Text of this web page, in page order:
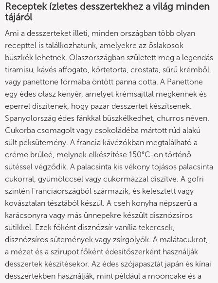
Receptek ízletes desszertekhez a világ minden
tájáról
Ami a desszerteket illeti, minden országban több olyan
recepttel is találkozhatunk, amelyekre az őslakosok
büszkék lehetnek. Olaszországban született meg a legendás
tiramisu, kávés affogato, körtetorta, crostata, sűrű krémből,
vagy panettone formába öntött panna cotta. A Panettone
egy édes olasz kenyér, amelyet krémsajttal megkennek és
eperrel díszítenek, hogy pazar desszertet készítsenek.
Spanyolország édes fánkkal büszkélkedhet, churros néven.
Cukorba csomagolt vagy csokoládéba mártott rúd alakú
sült péksütemény. A francia kávézókban megtalálható a
créme brüleé, melynek elkészítése 150°C-on történő
sütéssel végződik. A palacsinta kis vékony tojásos palacsinta
cukorral, gyümölccsel vagy cukormázzal díszítve. A gofri
szintén Franciaországból származik, és kelesztett vagy
kovásztalan tésztából készül. A cseh konyha népszerű a
karácsonyra vagy más ünnepekre készült disznózsíros
sütikkel. Ezek főként disznózsír vanília tekercsek,
disznózsíros sütemények vagy zsírgolyók. A malátacukrot,
a mézet és a szirupot főként édesítőszerként használják
desszertek készítésekor. Az édes szójapasztát japán és kínai
desszertekben használják, mint például a mooncake és a